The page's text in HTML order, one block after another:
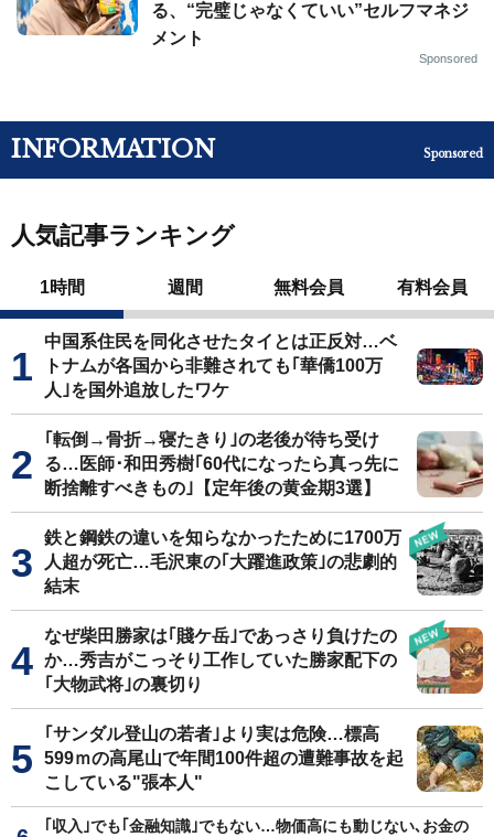
る、“完璧じゃなくていい”セルフマネジ
メント
Sponsored
INFORMATION Sponsored
人気記事ランキング
1時間 週間 無料会員 有料会員
中国系住民を同化させたタイとは正反対…ベ
トナムが各国から非難されても｢華僑100万
人｣を国外追放したワケ
｢転倒→骨折→寝たきり｣の老後が待ち受け
る…医師･和田秀樹｢60代になったら真っ先に
断捨離すべきもの｣【定年後の黄金期3選】
鉄と鋼鉄の違いを知らなかったために1700万
人超が死亡…毛沢東の｢大躍進政策｣の悲劇的
結末
なぜ柴田勝家は｢賤ケ岳｣であっさり負けたの
か…秀吉がこっそり工作していた勝家配下の
｢大物武将｣の裏切り
｢サンダル登山の若者｣より実は危険…標高
599ｍの高尾山で年間100件超の遭難事故を起
こしている"張本人"
｢収入｣でも｢金融知識｣でもない…物価高にも動じない､お金の